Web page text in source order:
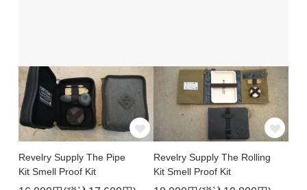
Revelry Supply The Pipe
Kit Smell Proof Kit
Revelry Supply The Rolling
Kit Smell Proof Kit